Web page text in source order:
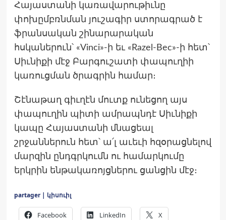
Հայաստանի կառավարութիւնը
փոխըմբռնման յուշագիր ստորագրած է
ֆրանսական շինարարական
հսկաներուն՝ «Vinci»-ի եւ «Razel-Bec»-ի հետ՝
Սիւնիքի մէջ Բարգուշատի փապուղիի
կառուցման ծրագրին համար։
Շէնաթաղ գիւղէն մուտք ունեցող այս
փապուղին պիտի ամրապնդէ Սիւնիքի
կապը Հայաստանի մնացեալ
շրջաններուն հետ՝ ա՛լ աւեւի հզօրացնելով
մարզին ընդգրկումն ու համարկումը
երկրին ենթակառոյցներու ցանցին մէջ։
partager | կիսուիլ
Facebook LinkedIn X